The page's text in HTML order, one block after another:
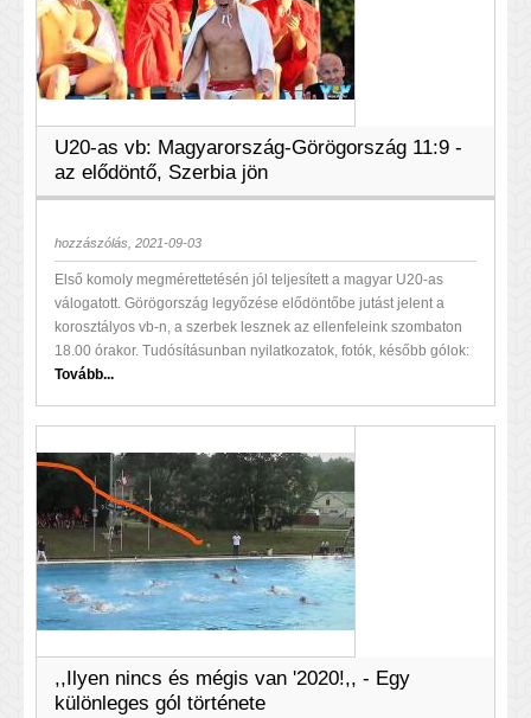
U20-as vb: Magyarország-Görögország 11:9 -
az elődöntő, Szerbia jön
hozzászólás, 2021-09-03
Első komoly megmérettetésén jól teljesített a magyar U20-as
válogatott. Görögország legyőzése elődöntőbe jutást jelent a
korosztályos vb-n, a szerbek lesznek az ellenfeleink szombaton
18.00 órakor. Tudósításunban nyilatkozatok, fotók, később gólok:
Tovább...
,,Ilyen nincs és mégis van '2020!,, - Egy
különleges gól története